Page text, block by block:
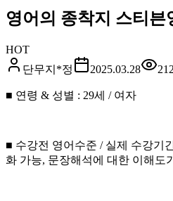
영어의 종착지 스티븐
HOT
단무지*정
2025.03.28 212
■ 연령 & 성별 : 29세 / 여자
■ 수강전 영어수준 / 실제 수강기
화 가능, 문장해석에 대한 이해도